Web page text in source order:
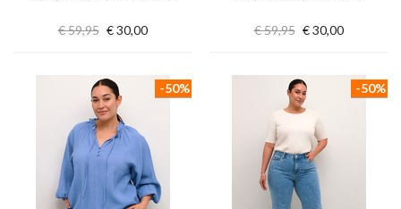
€ 59,95 € 30,00 € 59,95 € 30,00
-50% -50%